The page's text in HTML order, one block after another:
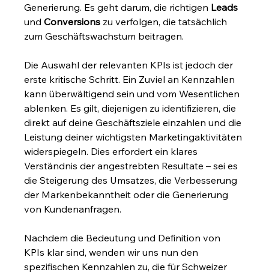
Generierung. Es geht darum, die richtigen Leads
und Conversions zu verfolgen, die tatsächlich
zum Geschäftswachstum beitragen.
Die Auswahl der relevanten KPIs ist jedoch der
erste kritische Schritt. Ein Zuviel an Kennzahlen
kann überwältigend sein und vom Wesentlichen
ablenken. Es gilt, diejenigen zu identifizieren, die
direkt auf deine Geschäftsziele einzahlen und die
Leistung deiner wichtigsten Marketingaktivitäten
widerspiegeln. Dies erfordert ein klares
Verständnis der angestrebten Resultate – sei es
die Steigerung des Umsatzes, die Verbesserung
der Markenbekanntheit oder die Generierung
von Kundenanfragen.
Nachdem die Bedeutung und Definition von
KPIs klar sind, wenden wir uns nun den
spezifischen Kennzahlen zu, die für Schweizer